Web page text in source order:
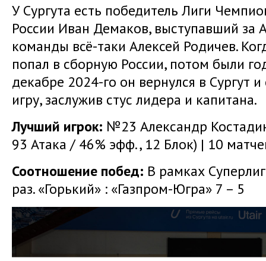
У Сургута есть победитель Лиги
России Иван Демаков, выступавший за
команды всё-таки Алексей Родичев.
попал в сборную России, потом были
декабре 2024-го он вернулся в Сургут
игру, заслужив стус лидера и капитана.
Лучший игрок: №23 Александр
93 Атака / 46% эфф., 12 Блок) | 10
Соотношение побед: В рамках
раз. «Горький» : «Газпром-Югра» 7 – 5